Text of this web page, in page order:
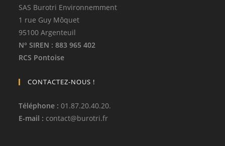
SAS Burotri Environnemment
1 rue Guy Môquet
95100 Argenteuil
N° SIREN : 883 965 402
RCS Pontoise
CONTACTEZ-NOUS !
Téléphone :01.87.20.40.20.
E-mail : contact@burotri.fr